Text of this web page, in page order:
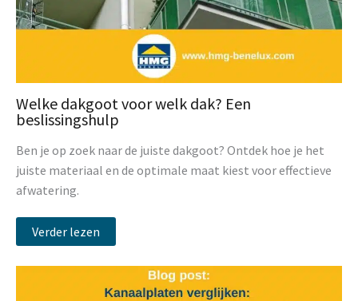
Welke dakgoot voor welk dak? Een
beslissingshulp
Ben je op zoek naar de juiste dakgoot? Ontdek hoe je het
juiste materiaal en de optimale maat kiest voor effectieve
afwatering.
Verder lezen